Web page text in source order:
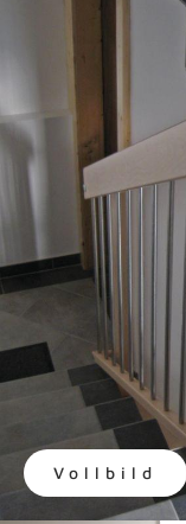
Vollbild